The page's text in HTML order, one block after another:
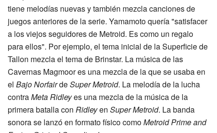
tiene melodías nuevas y también mezcla canciones de
juegos anteriores de la serie. Yamamoto quería "satisfacer
a los viejos seguidores de Metroid. Es como un regalo
para ellos". Por ejemplo, el tema inicial de la Superficie de
Tallon mezcla el tema de Brinstar. La música de las
Cavernas Magmoor es una mezcla de la que se usaba en
el Bajo NorfairdeSuper Metroid. La melodía de la lucha
contraMeta Ridleyes una mezcla de la música de la
primera batalla con Ridleyen Super Metroid. La banda
sonora se lanzó en formato físico comoMetroid Prime and